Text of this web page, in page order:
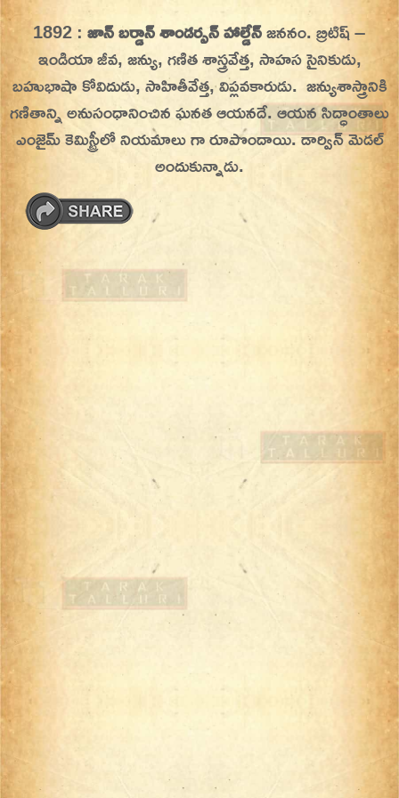
Skip
content
On This Day
Today in History | On This Day | This Day in
History | Today in India | What Happened
Today in India | Charitralo eroju | charitra lo
eroju |
1892 :జాన్ బర్డాన్ శాండర్సన్ హాల్డేన్జననం. బ్రిటిష్ –
ఇండియా జీవ, జన్యు, గణిత శాస్త్రవేత్త, సాహస సైనికుడు,
బహుభాషా కోవిదుడు, సాహితీవేత్త, విప్లవకారుడు. జన్యుశాస్త్రానికి
గణితాన్ని అనుసంధానించిన ఘనత ఆయనదే. ఆయన సిద్ధాంతాలు
ఎంజైమ్‌ కెమిస్ట్రీలో నియమాలు గా రూపొందాయి. డార్విన్ మెడల్
అందుకున్నాడు.